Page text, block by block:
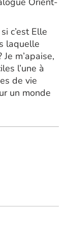
c’est Elle
laquelle
m’apaise,
l’une à
de vie
un monde